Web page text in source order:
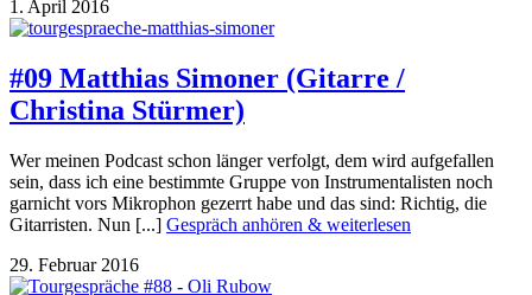
1. April 2016
#09 Matthias Simoner (Gitarre /
Christina Stürmer)
Wer meinen Podcast schon länger verfolgt, dem wird aufgefallen
sein, dass ich eine bestimmte Gruppe von Instrumentalisten noch
garnicht vors Mikrophon gezerrt habe und das sind: Richtig, die
Gitarristen. Nun [...] Gespräch anhören & weiterlesen
29. Februar 2016